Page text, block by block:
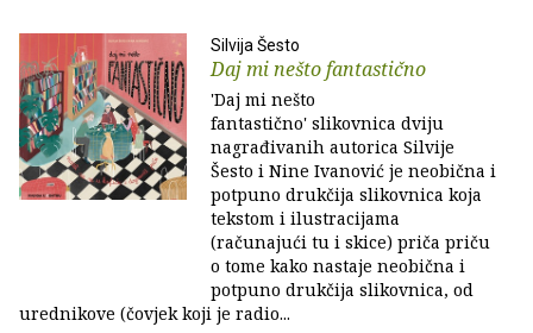
Silvija Šesto
Daj mi nešto fantastično
'Daj mi nešto
fantastično' slikovnica dviju
nagrađivanih autorica Silvije
Šesto i Nine Ivanović je neobična i
potpuno drukčija slikovnica koja
tekstom i ilustracijama
(računajući tu i skice) priča priču
o tome kako nastaje neobična i
potpuno drukčija slikovnica, od
urednikove (čovjek koji je radio...